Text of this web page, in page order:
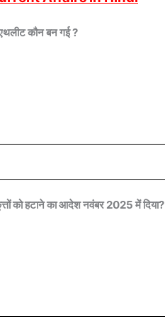
एथलीट कौन बन गई ?
को हटाने का आदेश नवंबर 2025 में दिया?